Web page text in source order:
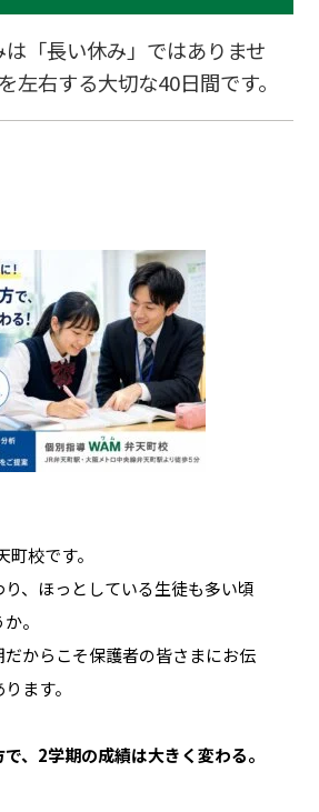
「長い休み」ではありませ
左右する大切な40日間です。
校です。
、ほっとしている生徒も多い頃
。
だからこそ保護者の皆さまにお伝
ます。
、2学期の成績は大きく変わる。